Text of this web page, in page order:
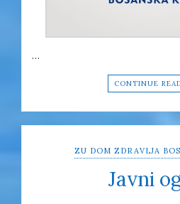
…
CONTINUE
ZU DOM ZDRAVLJA
Javni